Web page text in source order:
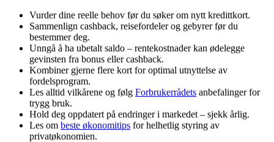
Vurder dine reelle behov før du søker om nytt kredittkort.
Sammenlign cashback, reisefordeler og gebyrer før du
bestemmer deg.
Unngå å ha ubetalt saldo – rentekostnader kan ødelegge
gevinsten fra bonus eller cashback.
Kombiner gjerne flere kort for optimal utnyttelse av
fordelsprogram.
Les alltid vilkårene og følg Forbrukerrådets anbefalinger for
trygg bruk.
Hold deg oppdatert på endringer i markedet – sjekk årlig.
Les om beste økonomitips for helhetlig styring av
privatøkonomien.